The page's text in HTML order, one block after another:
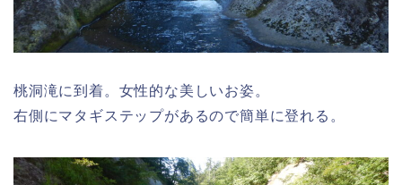
桃洞滝に到着。女性的な美しいお姿。
右側にマタギステップがあるので簡単に登れる。